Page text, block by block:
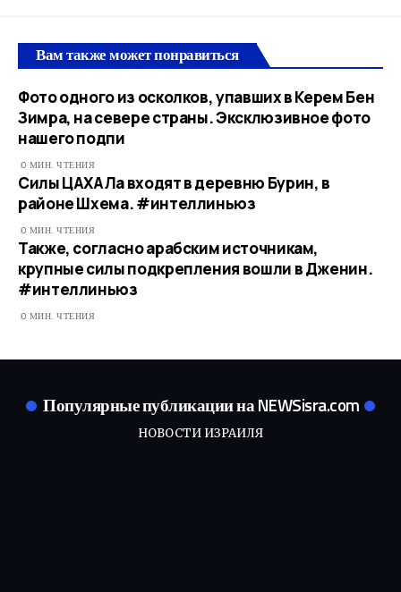
Вам также может понравиться
Фото одного из осколков, упавших в Керем Бен
Зимра, на севере страны. Эксклюзивное фото
нашего подпи
0 МИН. ЧТЕНИЯ
Силы ЦАХАЛа входят в деревню Бурин, в
районе Шхема. #интеллиньюз
0 МИН. ЧТЕНИЯ
Также, согласно арабским источникам,
крупные силы подкрепления вошли в Дженин.
#интеллиньюз
0 МИН. ЧТЕНИЯ
Популярные публикации на NEWSisra.com
НОВОСТИ ИЗРАИЛЯ